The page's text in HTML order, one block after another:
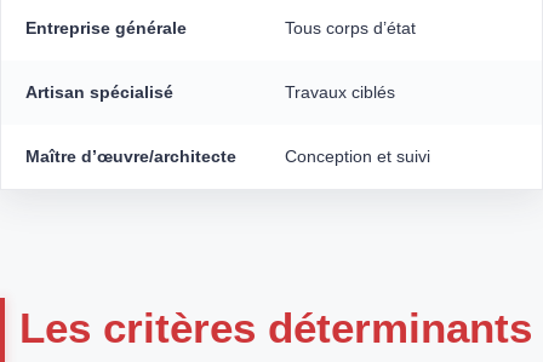
Entreprise générale Tous corps d’état
Artisan spécialisé Travaux ciblés
Maître d’œuvre/architecte Conception et suivi
Les critères déterminants